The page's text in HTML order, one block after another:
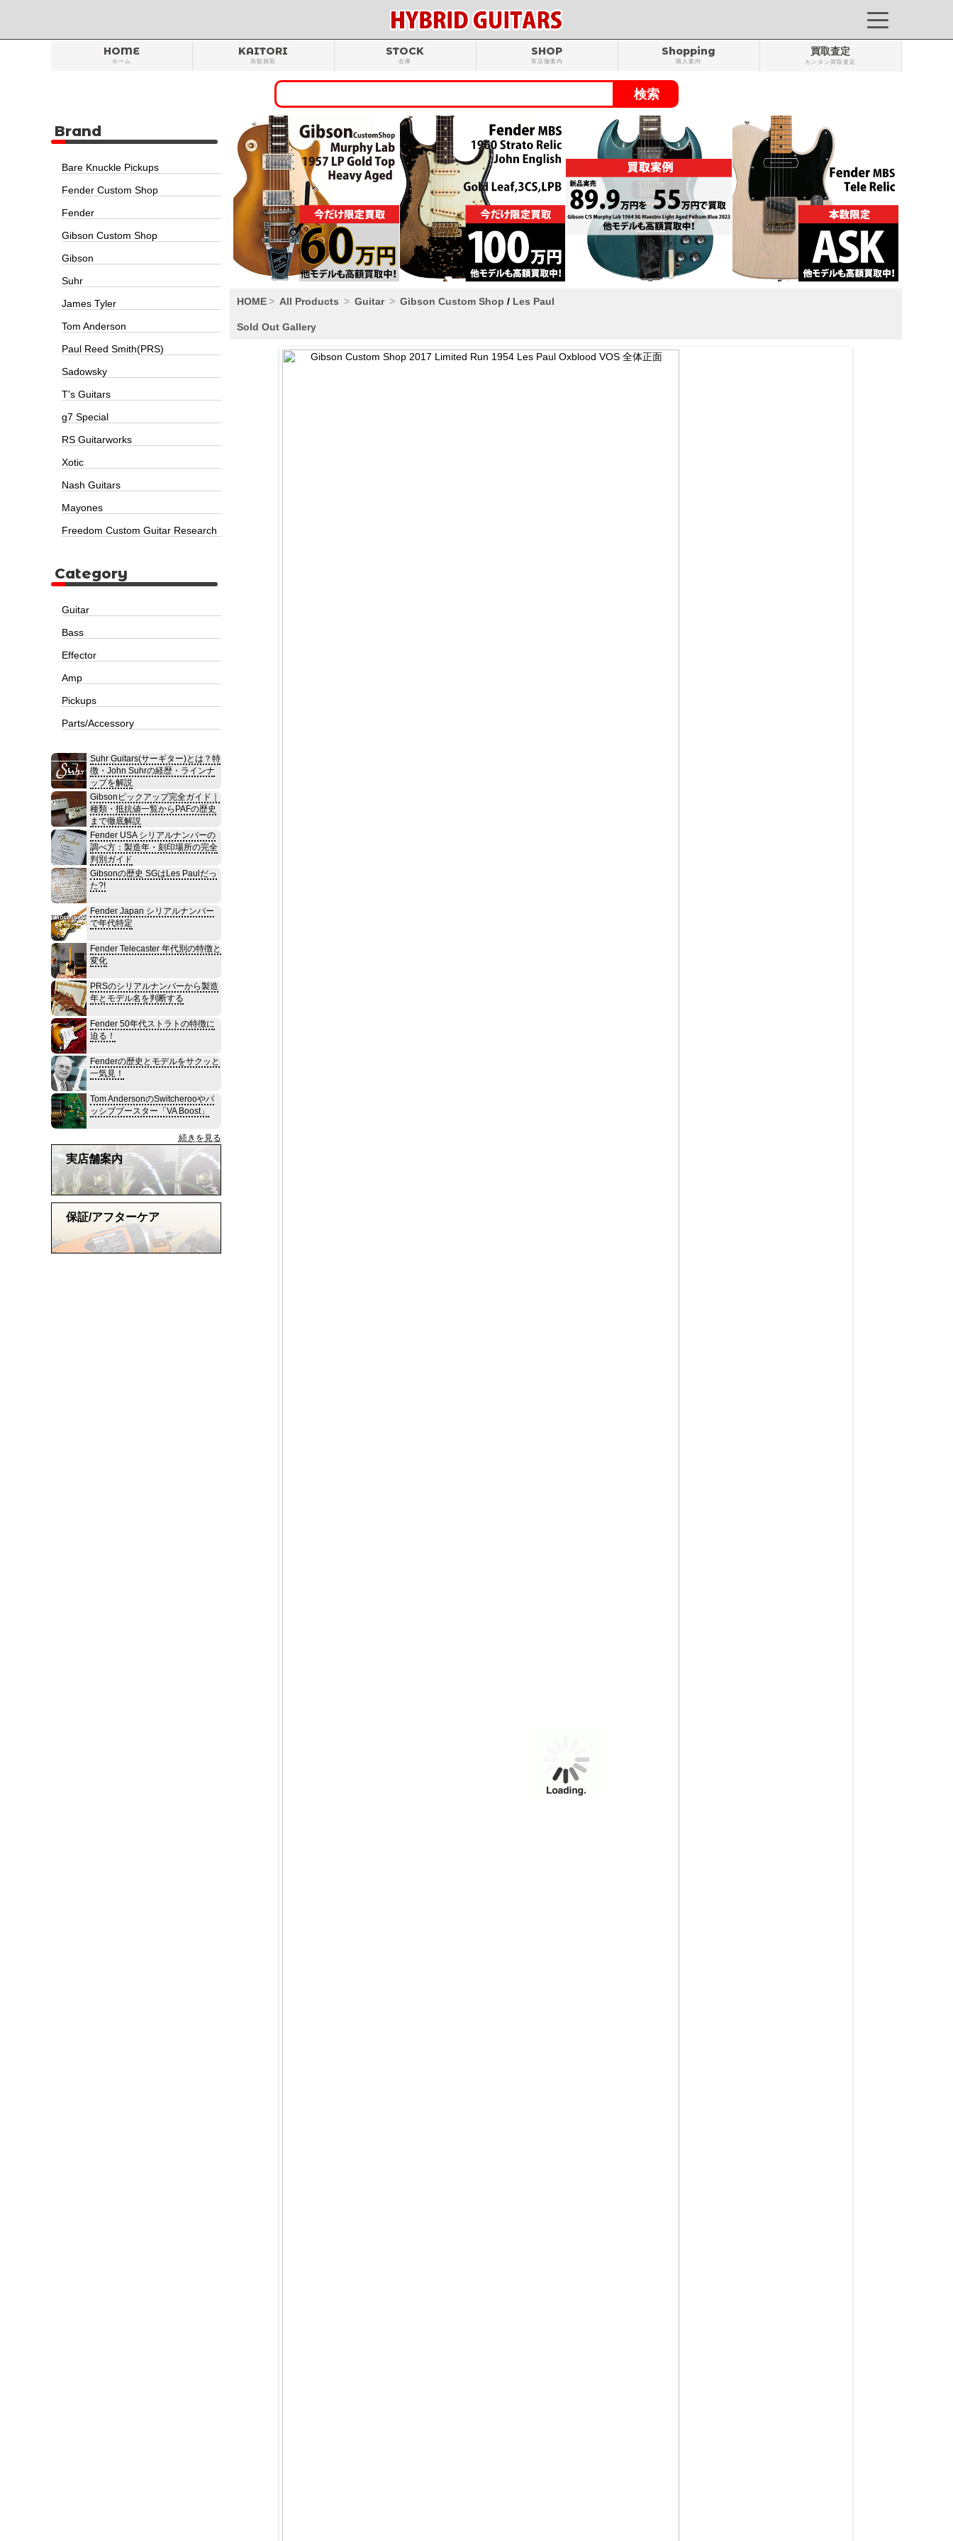
HOME
ホーム
KAITORI
高額買取
STOCK
在庫
SHOP
実店舗案内
Shopping
購入案内
買取査定
カンタン買取査定
HOME All Products Guitar Gibson Custom Shop / Les Paul
Sold Out Gallery
Brand
Bare Knuckle Pickups
Fender Custom Shop
Fender
Gibson Custom Shop
Gibson
Suhr
James Tyler
Tom Anderson
Paul Reed Smith(PRS)
Sadowsky
T's Guitars
g7 Special
RS Guitarworks
Xotic
Nash Guitars
Mayones
Freedom Custom Guitar Research
Category
Guitar
Bass
Effector
Amp
Pickups
Parts/Accessory
Suhr Guitars(サーギター)とは？特
徴・John Suhrの経歴・ラインナ
ップを解説
Gibsonピックアップ完全ガイド｜
種類・抵抗値一覧からPAFの歴史
まで徹底解説
Fender USA シリアルナンバーの
調べ方：製造年・刻印場所の完全
判別ガイド
Gibsonの歴史 SGはLes Paulだっ
た?!
Fender Japan シリアルナンバー
で年代特定
Fender Telecaster 年代別の特徴と
変化
PRSのシリアルナンバーから製造
年とモデル名を判断する
Fender 50年代ストラトの特徴に
迫る！
Fenderの歴史とモデルをサクッと
一気見！
Tom AndersonのSwitcherooやパ
ッシブブースター「VA Boost」
続きを見る
実店舗案内
保証/アフターケア